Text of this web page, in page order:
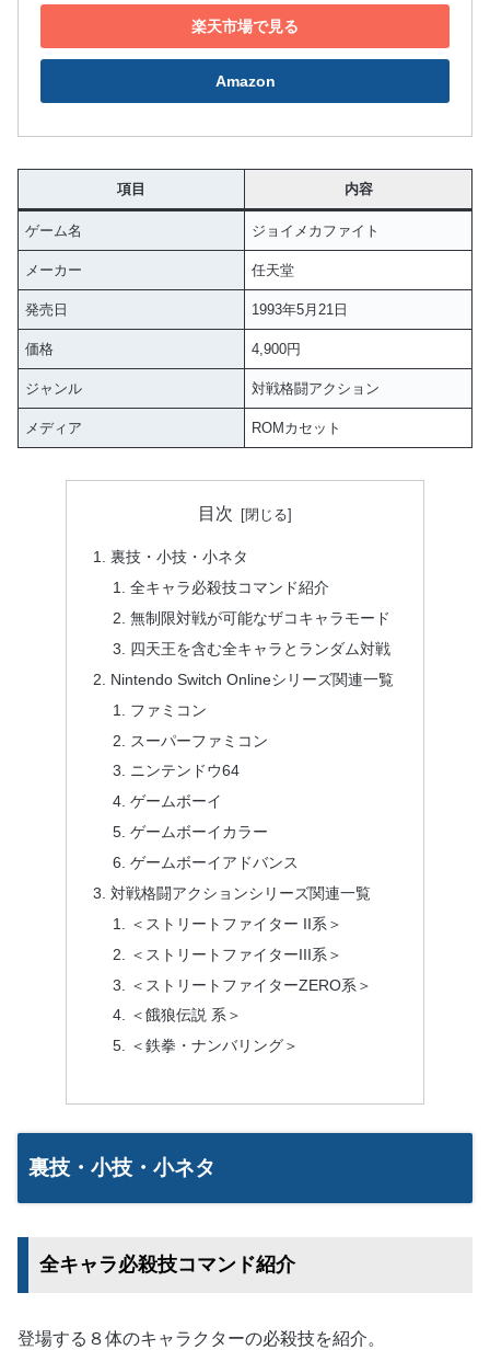
楽天市場で見る
Amazon
項目 内容
ゲーム名 ジョイメカファイト
メーカー 任天堂
発売日 1993年5月21日
価格 4,900円
ジャンル 対戦格闘アクション
メディア ROMカセット
目次
裏技・小技・小ネタ
全キャラ必殺技コマンド紹介
無制限対戦が可能なザコキャラモード
四天王を含む全キャラとランダム対戦
Nintendo Switch Onlineシリーズ関連一覧
ファミコン
スーパーファミコン
ニンテンドウ64
ゲームボーイ
ゲームボーイカラー
ゲームボーイアドバンス
対戦格闘アクションシリーズ関連一覧
＜ストリートファイター II系＞
＜ストリートファイターIII系＞
＜ストリートファイターZERO系＞
＜餓狼伝説 系＞
＜鉄拳・ナンバリング＞
裏技・小技・小ネタ
全キャラ必殺技コマンド紹介
登場する８体のキャラクターの必殺技を紹介。